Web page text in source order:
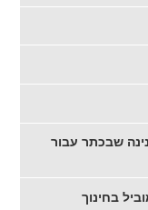
שבכתר עבור
בחינוך